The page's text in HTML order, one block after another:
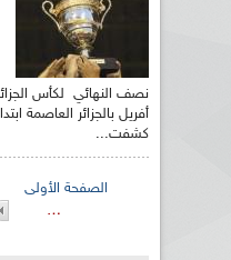
كشفت...
الصفحات
الصفحة الأولى
…